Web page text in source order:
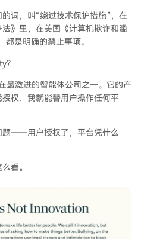
词，叫“绕过技术保护措施”，在
》里，在美国《计算机欺诈和滥
都是明确的禁止事项。
？
最激进的智能体公司之一。它的产
权，我就能替用户操作任何平
题——用户授权了，平台凭什么
看。